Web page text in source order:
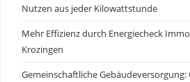
Nutzen aus jeder Kilowattstunde
Mehr Effizienz durch Energiecheck
Krozingen
Gemeinschaftliche Gebäudeversorgung: